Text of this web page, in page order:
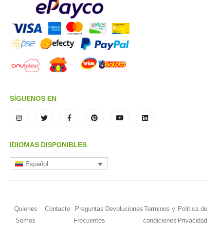
SÍGUENOS EN
IDIOMAS DISPONIBLES
Español
Quienes
Somos
Contacto
Preguntas
Frecuentes
Devoluciones Terminos y
condiciones
Politica de
Privacidad